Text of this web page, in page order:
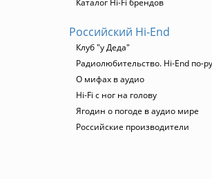
Каталог Hi-Fi брендов
Российский Hi-End
Клуб "у Деда"
Радиолюбительство. Hi-End по-
О мифах в аудио
Hi-Fi с ног на голову
Ягодин о погоде в аудио мире
Российские производители